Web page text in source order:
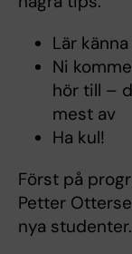
Lär
Ni
hör till –
mest av
Ha kul!
Först på
Petter
nya studenter.